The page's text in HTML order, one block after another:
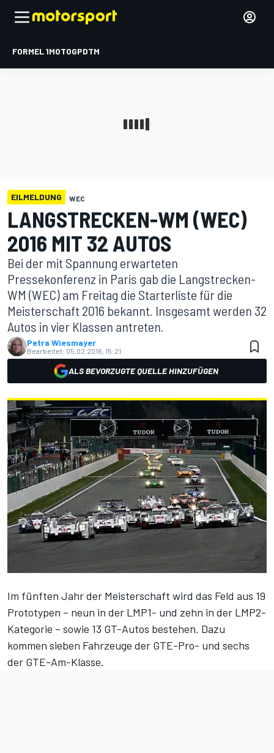
FORMEL 1MOTOGPDTM
EILMELDUNG WEC
LANGSTRECKEN-WM (WEC)
2016 MIT 32 AUTOS
Bei der mit Spannung erwarteten
Pressekonferenz in Paris gab die Langstrecken-
WM (WEC) am Freitag die Starterliste für die
Meisterschaft 2016 bekannt. Insgesamt werden 32
Autos in vier Klassen antreten.
Petra Wiesmayer
Bearbeitet: 05.02.2016, 15:21
ALS BEVORZUGTE QUELLE HINZUFÜGEN
Im fünften Jahr der Meisterschaft wird das Feld aus 19
Prototypen – neun in der LMP1- und zehn in der LMP2-
Kategorie – sowie 13 GT-Autos bestehen. Dazu
kommen sieben Fahrzeuge der GTE-Pro- und sechs
der GTE-Am-Klasse.